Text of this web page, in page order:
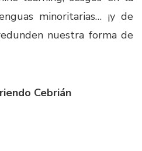
minoritarias… ¡y de
nuestra forma de
Cebrián